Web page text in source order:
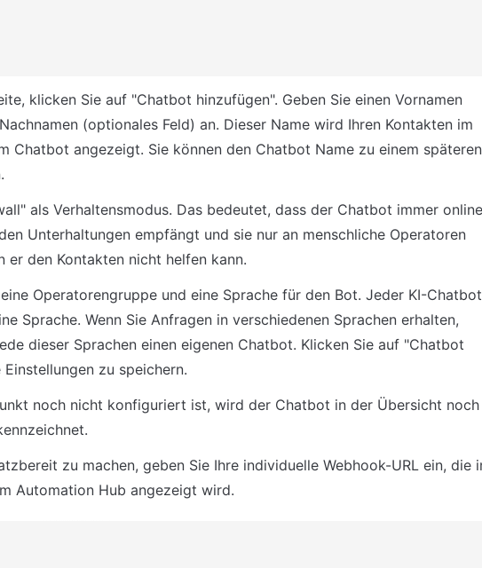
klicken Sie auf "Chatbot hinzufügen". Geben Sie einen Vornamen
(optionales Feld) an. Dieser Name wird Ihren Kontakten im
Chatbot angezeigt. Sie können den Chatbot Name zu einem späteren
als Verhaltensmodus. Das bedeutet, dass der Chatbot immer online
Unterhaltungen empfängt und sie nur an menschliche Operatoren
er den Kontakten nicht helfen kann.
Operatorengruppe und eine Sprache für den Bot. Jeder KI-Chatbot
Sprache. Wenn Sie Anfragen in verschiedenen Sprachen erhalten,
dieser Sprachen einen eigenen Chatbot. Klicken Sie auf "Chatbot
zu speichern.
noch nicht konfiguriert ist, wird der Chatbot in der Übersicht noch
zu machen, geben Sie Ihre individuelle Webhook-URL ein, die
Automation Hub angezeigt wird.